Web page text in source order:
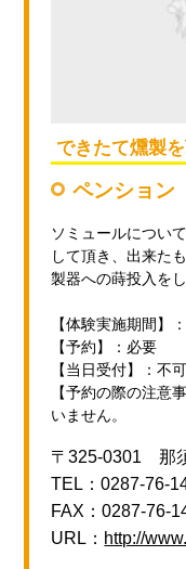
できたて燻製を
ペンション
ソミュールについ
して頂き、出来た
製器への蒔投入を
【体験実施期間】
【予約】：必要
【当日受付】：不可
【予約の際の注意
いません。
〒325-0301 那
TEL：0287-76-
FAX：0287-76-
URL： http://